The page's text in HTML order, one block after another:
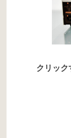
クリック